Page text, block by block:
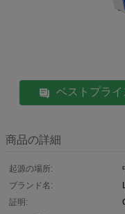
ベストプライ
商品の詳細
起源の場所:
ブランド名:
証明: